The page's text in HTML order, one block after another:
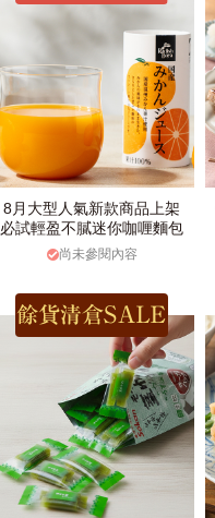
8月大型人氣新款商品上架
必試輕盈不膩迷你咖喱麵包
尚未參閱內容